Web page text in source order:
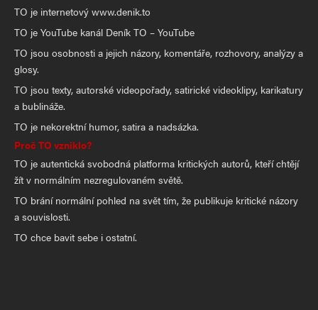
TO je internetový www.denik.to
TO je YouTube kanál Deník TO – YouTube
TO jsou osobnosti a jejich názory, komentáře, rozhovory, analýzy a
glosy.
TO jsou texty, autorské videopořady, satirické videoklipy, karikatury
a bublináže.
TO je nekorektní humor, satira a nadsázka.
Proč TO vzniklo?
TO je autentická svobodná platforma kritických autorů, kteří chtějí
žít v normálním nezregulovaném světě.
TO brání normální pohled na svět tím, že publikuje kritické názory
a souvislosti.
TO chce bavit sebe i ostatní.